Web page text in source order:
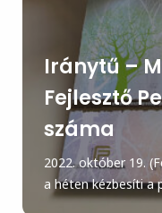
Iránytű –
Fejlesztő
száma
2022. október 19.
a héten kézbesíti a